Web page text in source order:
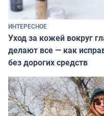
ИНТЕРЕСНОЕ
Уход за кожей вокруг
делают все — как
без дорогих средств